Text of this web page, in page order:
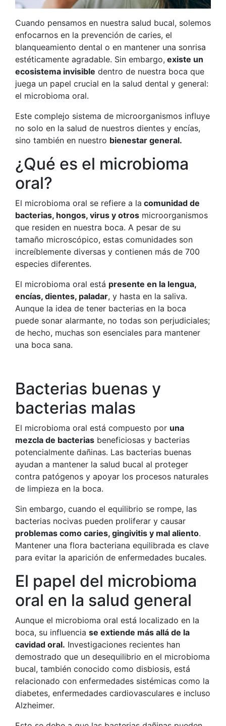
Cuando pensamos en nuestra salud bucal, solemos
enfocarnos en la prevención de caries, el
blanqueamiento dental o en mantener una sonrisa
estéticamente agradable. Sin embargo, existe un
ecosistema invisible dentro de nuestra boca que
juega un papel crucial en la salud dental y general:
el microbioma oral.
Este complejo sistema de microorganismos influye
no solo en la salud de nuestros dientes y encías,
sino también en nuestro bienestar general.
¿Qué es el microbioma
oral?
El microbioma oral se refiere a la comunidad de
bacterias, hongos, virus y otros microorganismos
que residen en nuestra boca. A pesar de su
tamaño microscópico, estas comunidades son
increíblemente diversas y contienen más de 700
especies diferentes.
El microbioma oral está presente en la lengua,
encías, dientes, paladar, y hasta en la saliva.
Aunque la idea de tener bacterias en la boca
puede sonar alarmante, no todas son perjudiciales;
de hecho, muchas son esenciales para mantener
una boca sana.
Bacterias buenas y
bacterias malas
El microbioma oral está compuesto por una
mezcla de bacterias beneficiosas y bacterias
potencialmente dañinas. Las bacterias buenas
ayudan a mantener la salud bucal al proteger
contra patógenos y apoyar los procesos naturales
de limpieza en la boca.
Sin embargo, cuando el equilibrio se rompe, las
bacterias nocivas pueden proliferar y causar
problemas como caries, gingivitis y mal aliento.
Mantener una flora bacteriana equilibrada es clave
para evitar la aparición de enfermedades bucales.
El papel del microbioma
oral en la salud general
Aunque el microbioma oral está localizado en la
boca, su influencia se extiende más allá de la
cavidad oral. Investigaciones recientes han
demostrado que un desequilibrio en el microbioma
bucal, también conocido como disbiosis, está
relacionado con enfermedades sistémicas como la
diabetes, enfermedades cardiovasculares e incluso
Alzheimer.